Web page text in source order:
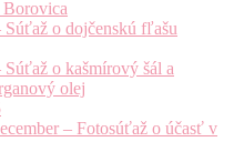
Súťaž o dojčenskú fľašu
Súťaž o kašmírový šál a
olej
– Fotosúťaž o účasť v